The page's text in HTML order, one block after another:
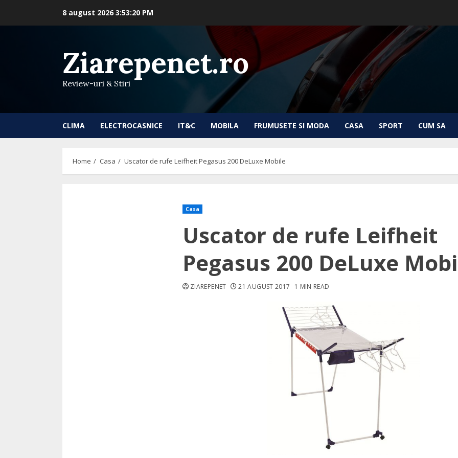
8 august 2026 3:53:21 PM
Ziarepenet.ro
Review-uri & Stiri
CLIMA ELECTROCASNICE IT&C MOBILA FRUMUSETE SI MODA CASA SPORT CUM SA
Home Casa Uscator de rufe Leifheit Pegasus 200 DeLuxe Mobile
Casa
Uscator de rufe Leifheit
Pegasus 200 DeLuxe
ZIAREPENET 21 AUGUST 2017 1 MIN READ